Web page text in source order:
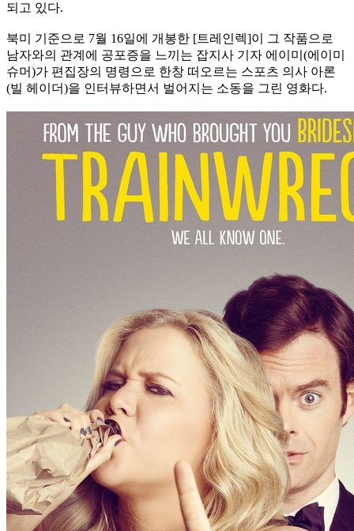
되고 있다.
북미 기준으로 7월 16일에 개봉한 [트레인렉]이 그 작품으로
남자와의 관계에 공포증을 느끼는 잡지사 기자 에이미(에이미
슈머)가 편집장의 명령으로 한창 떠오르는 스포츠 의사 아론
(빌 헤이더)을 인터뷰하면서 벌어지는 소동을 그린 영화다.